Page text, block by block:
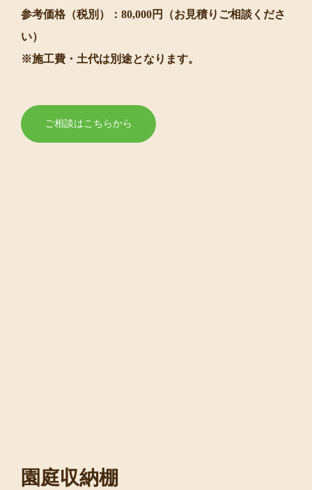
参考価格（税別）：80,000円（お見積りご相談くださ
い）
※施工費・土代は別途となります。
ご相談はこちらから
園庭収納棚